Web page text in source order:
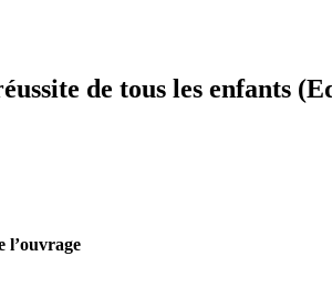
de tous les enfants
l’ouvrage